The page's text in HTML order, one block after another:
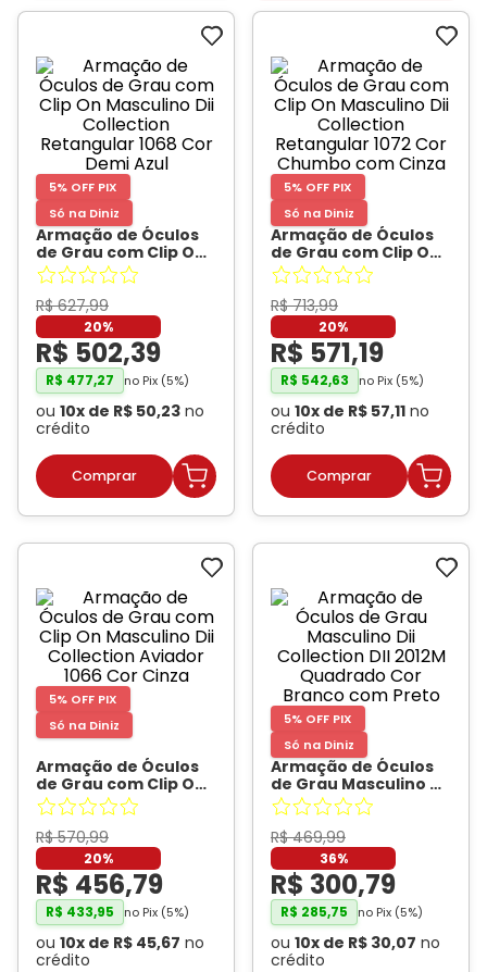
as
Marcas
Exclusivas
Collection
Hit
DNZ
Ono
Todas
Exclusivas
Vogue
Todas
Marcas
Exclusivas
Dii
Collection
DNZ
Hit
Ono
Totas
Exclusivas
as
Marcas
Marcas
Exclusivas
Collection
DNZ
Hit
Ono
Todas
Exclusivas
Exclusivas
Dii
Collection
DNZ
Ono
5% OFF PIX
Só na Diniz
Armação de Óculos
de Grau com Clip On
Masculino Dii
Collection
Retangular 1068 Cor
Demi Azul- DII
COLLECTION
R$ 627,99
20%
R$ 502,39
R$ 477,27 no Pix (5%)
ou 10x de R$ 50,23 no
crédito
5% OFF PIX
Só na Diniz
Armação de Óculos
de Grau com Clip On
Masculino Dii
Collection
Retangular 1072 Cor
Chumbo com Cinza
DII COLLECTION
R$ 713,99
20%
R$ 571,19
R$ 542,63 no Pix (5%)
ou 10x de R$ 57,11 no
crédito
5% OFF PIX
Só na Diniz
Armação de Óculos
de Grau com Clip On
Masculino Dii
Collection Aviador
1066 Cor Cinza
COLLECTION
R$ 570,99
20%
R$ 456,79
R$ 433,95 no Pix (5%)
ou 10x de R$ 45,67 no
crédito
5% OFF PIX
Só na Diniz
Armação de Óculos
de Grau Masculino Dii
Collection DII 2012M
Quadrado Cor
Branco com Preto
DII COLLECTION
R$ 469,99
36%
R$ 300,79
R$ 285,75 no Pix (5%)
ou 10x de R$ 30,07 no
crédito